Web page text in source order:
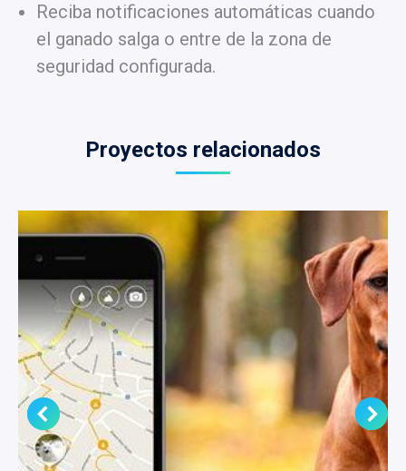
Reciba notificaciones automáticas cuando
el ganado salga o entre de la zona de
seguridad configurada.
Proyectos relacionados